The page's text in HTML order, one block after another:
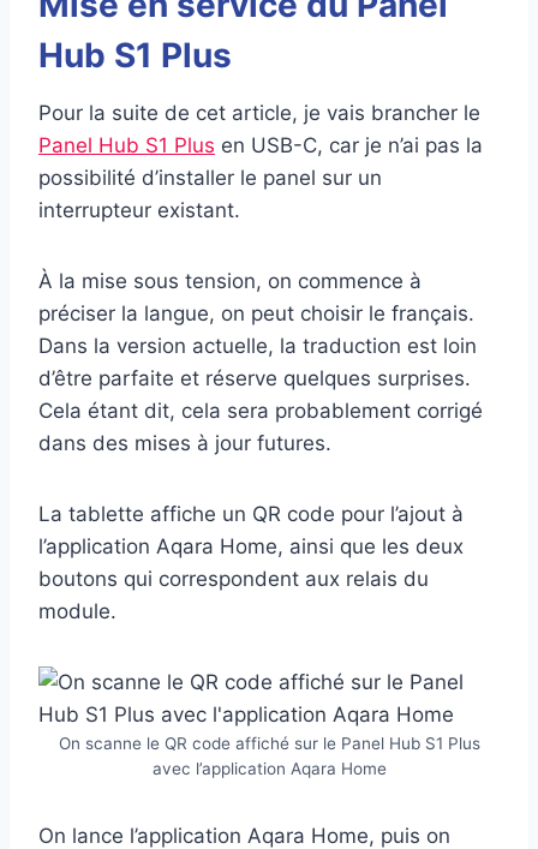
Hub S1 Plus
Pour la suite de cet article, je vais brancher le
Panel Hub S1 Plus en USB-C, car je n’ai pas la
possibilité d’installer le panel sur un
interrupteur existant.
À la mise sous tension, on commence à
préciser la langue, on peut choisir le français.
Dans la version actuelle, la traduction est loin
d’être parfaite et réserve quelques surprises.
Cela étant dit, cela sera probablement corrigé
dans des mises à jour futures.
La tablette affiche un QR code pour l’ajout à
l’application Aqara Home, ainsi que les deux
boutons qui correspondent aux relais du
module.
On scanne le QR code affiché sur le Panel Hub S1 Plus
avec l’application Aqara Home
On lance l’application Aqara Home, puis on